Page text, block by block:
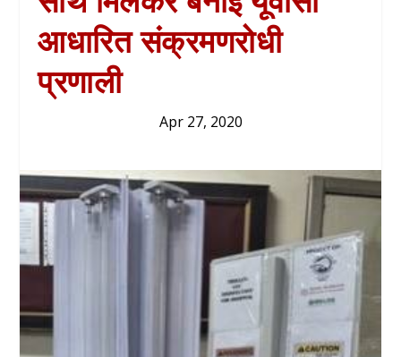
आधारित संक्रमणरोधी
प्रणाली
Apr 27, 2020